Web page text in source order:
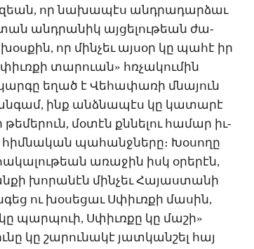
որ նա­խա­պէս անդ­րա­դար­ձաւ
անդ­րա­նիկ այ­ցե­լու­թեան ժա­
որ մին­չեւ այ­սօր կը պա­հէ իր
տա­րո­ւան» հռչա­կու­մին
ե­ղած է ­Վե­հա­փա­ռի մնա­յուն
ան­գամ, ինք անձ­նա­պէս կը կա­տա­րէ
մօ­տէն քննե­լու հա­մար իւ­
պա­հանջ­նե­րը։ ­Խօ­սո­ղը
ա­ռա­ջին իսկ օ­րե­րէն,
խո­րա­նէն մին­չեւ ­Հա­յաս­տա­նի
ու խօ­սե­ցաւ Ս­փիւռ­քի մա­սին,
պար­պո­ւի, Ս­փիւռ­քը կը մա­շի»
կը շա­րու­նա­կէ յատ­կան­շել հայ